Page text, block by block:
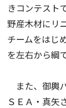
きコンテスト
野産木材にリ
チームをはじ
を左右から綱
また、御輿
ＳＥＡ・真矢